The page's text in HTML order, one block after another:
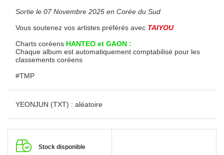
Sortie le 07 Novembre 2025 en Corée du Sud
Vous soutenez vos artistes préférés avec TAIYOU
Charts coréens HANTEO et GAON :
Chaque album est automatiquement comptabilisé pour les
classements coréens
#TMP
YEONJUN (TXT) : aléatoire
Stock disponible